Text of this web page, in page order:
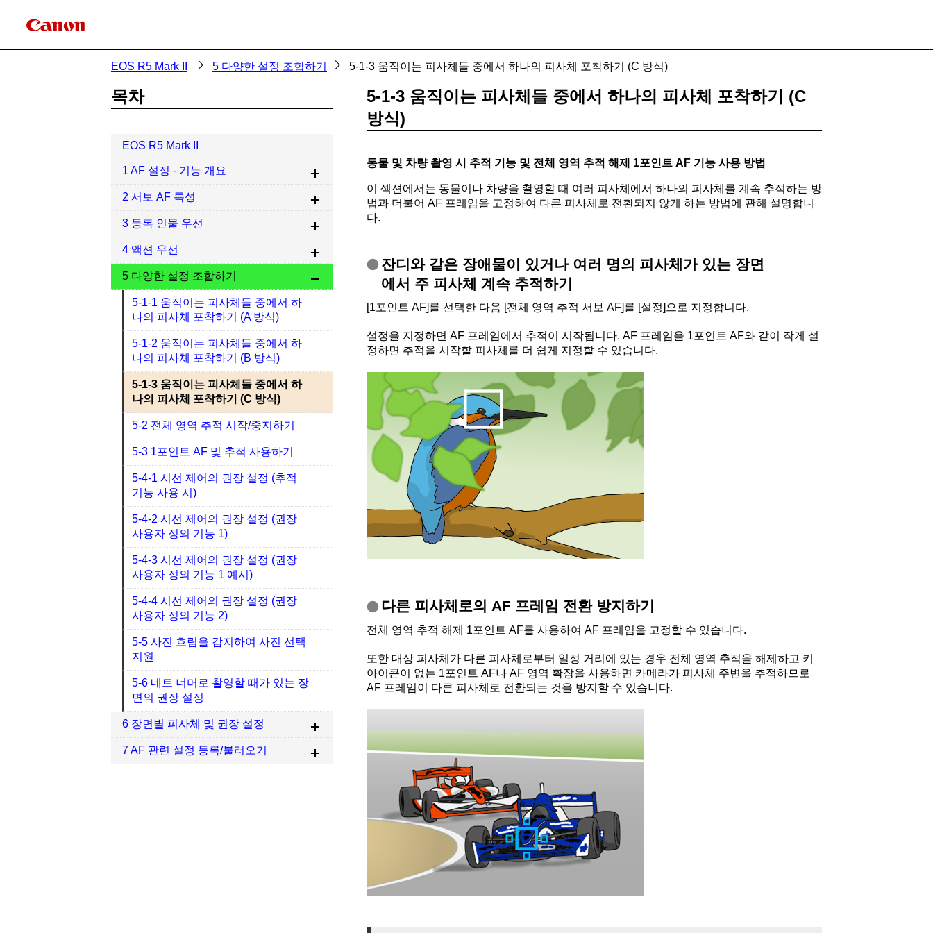
EOS R5 Mark II 5 다양한 설정 조합하기 5-1-3 움직이는 피사체들 중에서 하나의 피사체 포착하기 (C 방식)
5-1-3 움직이는 피사체들 중에서 하나의 피사체 포착하기 (C
방식)
동물 및 차량 촬영 시 추적 기능 및 전체 영역 추적 해제 1포인트 AF 기능 사용 방법
이 섹션에서는 동물이나 차량을 촬영할 때 여러 피사체에서 하나의 피사체를 계속 추적하는 방
법과 더불어 AF 프레임을 고정하여 다른 피사체로 전환되지 않게 하는 방법에 관해 설명합니
다.
잔디와 같은 장애물이 있거나 여러 명의 피사체가 있는 장면
에서 주 피사체 계속 추적하기
[1포인트 AF]를 선택한 다음 [전체 영역 추적 서보 AF]를 [설정]으로 지정합니다.
설정을 지정하면 AF 프레임에서 추적이 시작됩니다. AF 프레임을 1포인트 AF와 같이 작게 설
정하면 추적을 시작할 피사체를 더 쉽게 지정할 수 있습니다.
다른 피사체로의 AF 프레임 전환 방지하기
전체 영역 추적 해제 1포인트 AF를 사용하여 AF 프레임을 고정할 수 있습니다.
또한 대상 피사체가 다른 피사체로부터 일정 거리에 있는 경우 전체 영역 추적을 해제하고 키
아이콘이 없는 1포인트 AF나 AF 영역 확장을 사용하면 카메라가 피사체 주변을 추적하므로
AF 프레임이 다른 피사체로 전환되는 것을 방지할 수 있습니다.
목차
EOS R5 Mark II
1 AF 설정 - 기능 개요
2 서보 AF 특성
3 등록 인물 우선
4 액션 우선
5 다양한 설정 조합하기
5-1-1 움직이는 피사체들 중에서 하
나의 피사체 포착하기 (A 방식)
5-1-2 움직이는 피사체들 중에서 하
나의 피사체 포착하기 (B 방식)
5-1-3 움직이는 피사체들 중에서 하
나의 피사체 포착하기 (C 방식)
5-2 전체 영역 추적 시작/중지하기
5-3 1포인트 AF 및 추적 사용하기
5-4-1 시선 제어의 권장 설정 (추적
기능 사용 시)
5-4-2 시선 제어의 권장 설정 (권장
사용자 정의 기능 1)
5-4-3 시선 제어의 권장 설정 (권장
사용자 정의 기능 1 예시)
5-4-4 시선 제어의 권장 설정 (권장
사용자 정의 기능 2)
5-5 사진 흐림을 감지하여 사진 선택
지원
5-6 네트 너머로 촬영할 때가 있는 장
면의 권장 설정
6 장면별 피사체 및 권장 설정
7 AF 관련 설정 등록/불러오기